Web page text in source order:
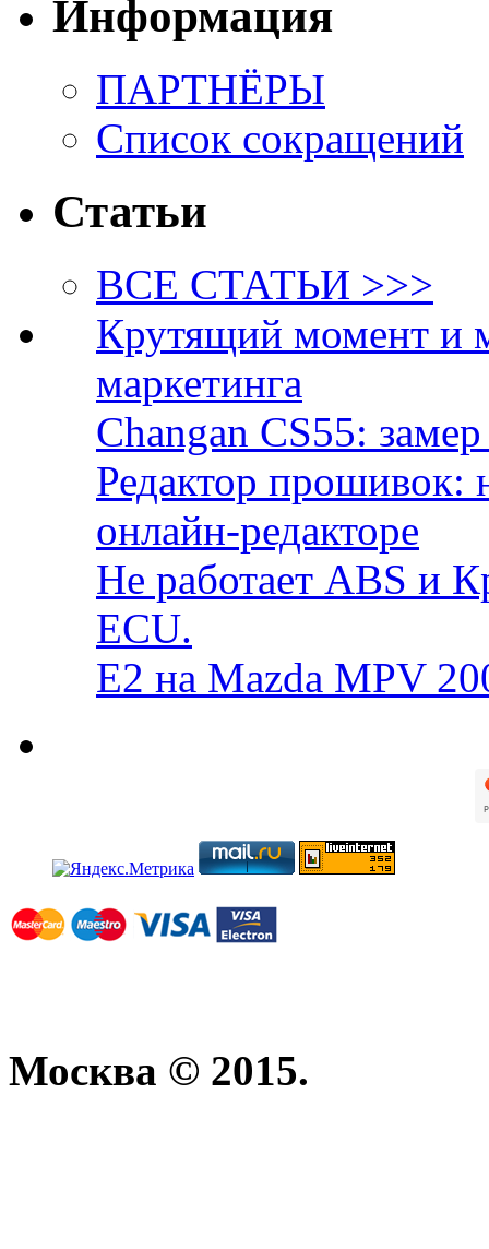
Информация
ПАРТНЁРЫ
Список сокращений
Статьи
ВСЕ СТАТЬИ >>>
Крутящий момент и
маркетинга
Changan CS55:
Редактор прошивок:
онлайн-редакторе
Не работает ABS и
ECU.
E2 на Mazda MPV
Москва © 2015.